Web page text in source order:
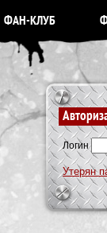
ФАН-КЛУБ
Логин
Утерян